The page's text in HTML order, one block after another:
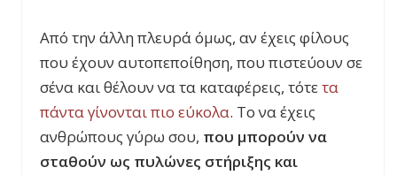
Από την άλλη πλευρά όμως, αν έχεις φίλους
που έχουν αυτοπεποίθηση, που πιστεύουν σε
σένα και θέλουν να τα καταφέρεις, τότετα
πάντα γίνονται πιο εύκολα. Το ναέχεις
ανθρώπους γύρω σου, που μπορούν να
σταθούν ως πυλώνες στήριξης και